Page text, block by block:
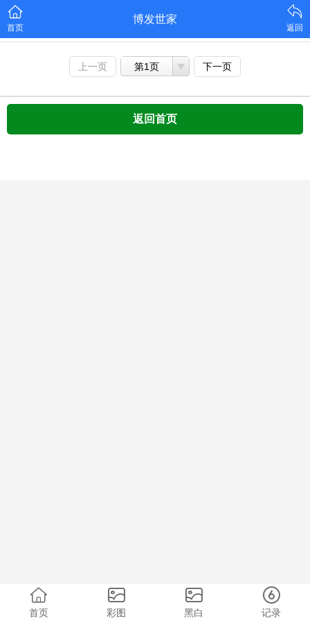
首页
博发世家
返回
上一页 第1页 下一页
返回首页
首页 彩图 黑白 记录